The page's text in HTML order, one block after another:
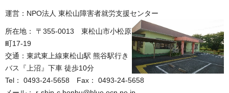
運営：NPO法人 東松山障害者就労支援センター
所在地： 〒355-0013 東松山市小松原
町17-19
交通：東武東上線東松山駅 熊谷駅行き
バス『上沼』下車 徒歩10分
Tel： 0493-24-5658
Fax： 0493-24-5658